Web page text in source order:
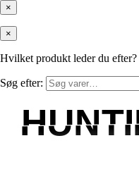
×
×
Hvilket produkt leder du efter?
Søg efter: